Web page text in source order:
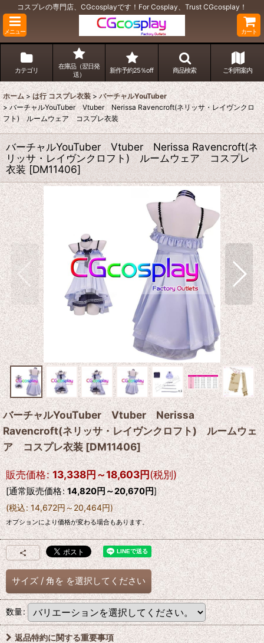
コスプレの専門店、CGcosplayです！For Cosplay、Trust CGcosplay！
メニュー カート
カテゴリ
在庫品（翌日発
送）
新作予約25％off 商品検索 ご利用案内
ホーム > は行 コスプレ衣装 > バーチャルYouTuber
> バーチャルYouTuber Vtuber Nerissa Ravencroft(ネリッサ・レイヴンクロ
フト) ルームウェア コスプレ衣装
バーチャルYouTuber Vtuber Nerissa Ravencroft(ネ
リッサ・レイヴンクロフト) ルームウェア コスプレ
衣装 [DM11406]
バーチャルYouTuber Vtuber Nerissa
Ravencroft(ネリッサ・レイヴンクロフト) ルームウェ
ア コスプレ衣装[DM11406]
販売価格: 13,338円～18,603円(税別)
[通常販売価格: 14,820円～20,670円]
(税込: 14,672円～20,464円)
オプションにより価格が変わる場合もあります。
サイズ / 角を を選択してください
数量:
返品特約に関する重要事項